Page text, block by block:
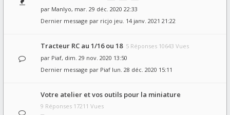
par Manlyo, mar. 29 déc. 2020 22:33
Dernier message par ricjo jeu. 14 janv. 2021 21:22
Tracteur RC au 1/16 ou 18 5 Réponses 10643 Vues
par Piaf, dim. 29 nov. 2020 13:50
Dernier message par Piaf lun. 28 déc. 2020 15:11
Votre atelier et vos outils pour la miniature
9 Réponses 17211 Vues